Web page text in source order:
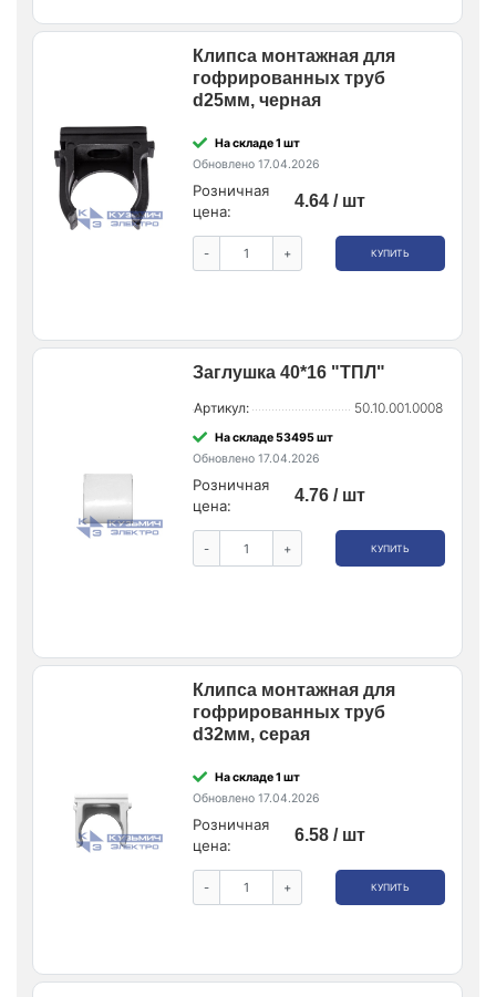
Клипса монтажная для
гофрированных труб
d25мм, черная
На складе 1 шт
Обновлено 17.04.2026
Розничная
цена:
4.64 / шт
- + КУПИТЬ
Заглушка 40*16 "ТПЛ"
Артикул: 50.10.001.0008
На складе 53495 шт
Обновлено 17.04.2026
Розничная
цена:
4.76 / шт
- + КУПИТЬ
Клипса монтажная для
гофрированных труб
d32мм, серая
На складе 1 шт
Обновлено 17.04.2026
Розничная
цена:
6.58 / шт
- + КУПИТЬ